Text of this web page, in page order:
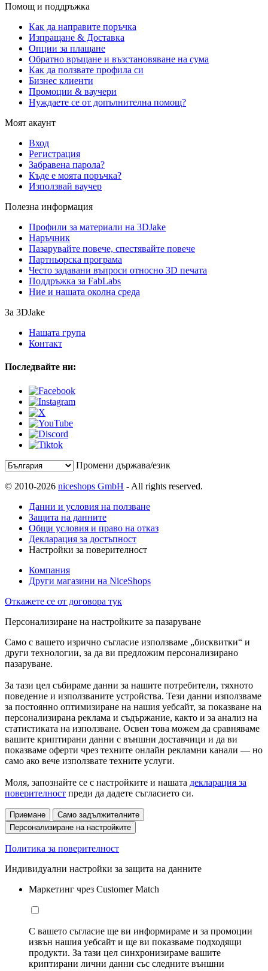
Помощ и поддръжка
Как да направите поръчка
Изпращане & Доставка
Опции за плащане
Обратно връщане и възстановяване на сума
Как да ползвате профила си
Бизнес клиенти
Промоции & ваучери
Нуждаете се от допълнителна помощ?
Моят акаунт
Вход
Регистрация
Забравена парола?
Къде е моята поръчка?
Използвай ваучер
Полезна информация
Профили за материали на 3DJake
Наръчник
Пазарувайте повече, спестявайте повече
Партньорска програма
Често задавани въпроси относно 3D печата
Поддръжка за FabLabs
Ние и нашата околна среда
За 3DJake
Нашата група
Контакт
Последвайте ни:
Промени държава/език
© 2010-2026 niceshops GmbH - All rights reserved.
Данни и условия на ползване
Защита на данните
Общи условия и право на отказ
Декларация за достъпност
Настройки за поверителност
Компания
Други магазини на NiceShops
Откажете се от договора тук
Персонализиране на настройките за пазаруване
Само с вашето изрично съгласие използваме „бисквитки“ и
други технологии, за да ви предложим персонализирано
пазаруване.
За тази цел събираме данни за нашите потребители, тяхното
поведение и използваните устройства. Тези данни използваме
за постоянно оптимизиране на нашия уебсайт, за показване на
персонализирана реклама и съдържание, както и за анализ на
статистиката на използване. Освен това можем да сравняваме
вашите криптирани данни с външни доставчици и да ви
показваме оферти чрез техните онлайн рекламни канали — но
само ако вече използвате техните услуги.
Моля, запознайте се с настройките и нашата декларация за
поверителност преди да дадете съгласието си.
Приемане
Само задължителните
Персонализиране на настройките
Политика за поверителност
Индивидуални настройки за защита на данните
Маркетинг чрез Customer Match
С вашето съгласие ще ви информираме и за промоции
извън нашия уебсайт и ще ви показваме подходящи
продукти. За тази цел синхронизираме вашите
криптирани лични данни със следните външни